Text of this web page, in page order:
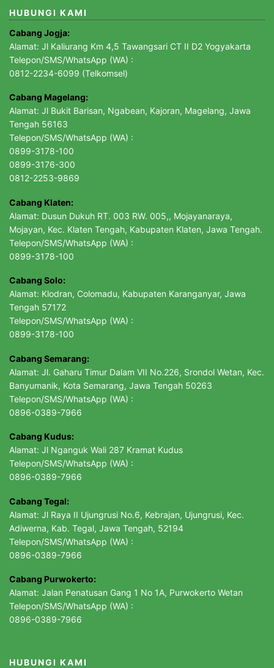
HUBUNGI KAMI
Cabang Jogja:
Alamat: Jl Kaliurang Km 4,5 Tawangsari CT II D2 Yogyakarta
Telepon/SMS/WhatsApp (WA) :
0812-2234-6099 (Telkomsel)
Cabang Magelang:
Alamat: Jl Bukit Barisan, Ngabean, Kajoran, Magelang, Jawa
Tengah 56163
Telepon/SMS/WhatsApp (WA) :
0899-3178-100
0899-3176-300
0812-2253-9869
Cabang Klaten:
Alamat: Dusun Dukuh RT. 003 RW. 005,, Mojayanaraya,
Mojayan, Kec. Klaten Tengah, Kabupaten Klaten, Jawa Tengah.
Telepon/SMS/WhatsApp (WA) :
0899-3178-100
Cabang Solo:
Alamat: Klodran, Colomadu, Kabupaten Karanganyar, Jawa
Tengah 57172
Telepon/SMS/WhatsApp (WA) :
0899-3178-100
Cabang Semarang:
Alamat: Jl. Gaharu Timur Dalam VII No.226, Srondol Wetan, Kec.
Banyumanik, Kota Semarang, Jawa Tengah 50263
Telepon/SMS/WhatsApp (WA) :
0896-0389-7966
Cabang Kudus:
Alamat: Jl Nganguk Wali 287 Kramat Kudus
Telepon/SMS/WhatsApp (WA) :
0896-0389-7966
Cabang Tegal:
Alamat: Jl Raya II Ujungrusi No.6, Kebrajan, Ujungrusi, Kec.
Adiwerna, Kab. Tegal, Jawa Tengah, 52194
Telepon/SMS/WhatsApp (WA) :
0896-0389-7966
Cabang Purwokerto:
Alamat: Jalan Penatusan Gang 1 No 1A, Purwokerto Wetan
Telepon/SMS/WhatsApp (WA) :
0896-0389-7966
HUBUNGI KAMI